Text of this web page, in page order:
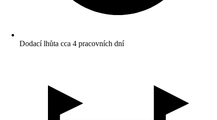
Dodací lhůta cca 4 pracovních dní